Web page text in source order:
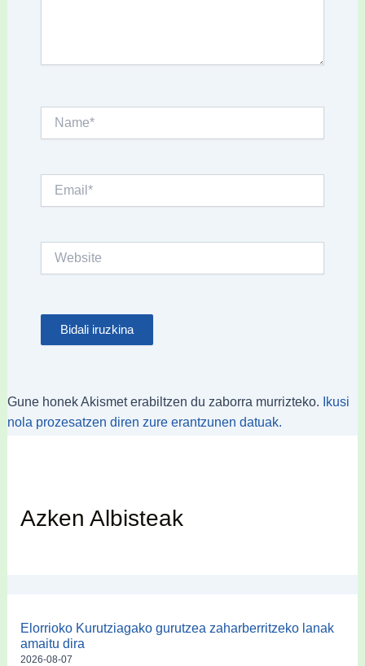
Name*
Email*
Gune honek Akismet erabiltzen du zaborra murrizteko.
Ikusi
nola prozesatzen diren zure erantzunen datuak.
Azken Albisteak
Elorrioko Kurutziagako gurutzea zaharberritzeko lanak
amaitu dira
2026-08-07